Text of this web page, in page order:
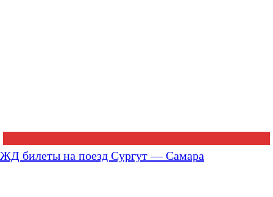
ЖД билеты на поезд Сургут — Самара